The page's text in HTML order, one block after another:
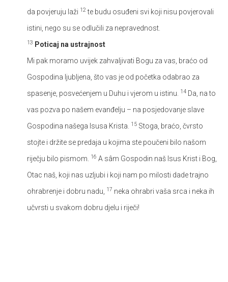
da povjeruju laži 12 te budu osuđeni svi koji nisu povjerovali
istini, nego su se odlučili za nepravednost.
13 Poticaj na ustrajnost
Mi pak moramo uvijek zahvaljivati Bogu za vas, braćo od
Gospodina ljubljena, što vas je od početka odabrao za
spasenje, posvećenjem u Duhu i vjerom u istinu.
14 Da, na to
vas pozva po našem evanđelju – na posjedovanje slave
Gospodina našega Isusa Krista.
15 Stoga, braćo, čvrsto
stojte i držite se predaja u kojima ste poučeni bilo našom
riječju bilo pismom.
16 A sâm Gospodin naš Isus Krist i Bog,
Otac naš, koji nas uzljubi i koji nam po milosti dade trajno
ohrabrenje i dobru nadu,
17 neka ohrabri vaša srca i neka ih
učvrsti u svakom dobru djelu i riječi!